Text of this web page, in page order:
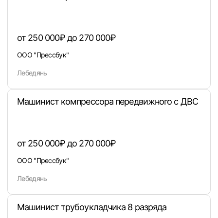
Войти с VK ID
Вход по коду
от 250 000₽ до 270 000₽
ООО "Прессбук"
Лебедянь
Машинист компрессора передвижного с ДВС
от 250 000₽ до 270 000₽
ООО "Прессбук"
Лебедянь
Машинист трубоукладчика 8 разряда